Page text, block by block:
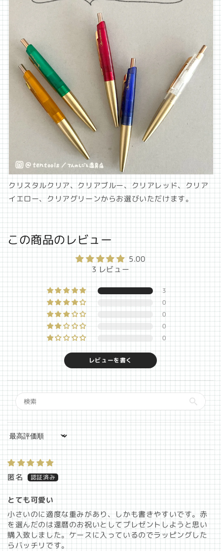
クリスタルクリア、クリアブルー、クリアレッド、クリア
イエロー、クリアグリーンからお選びいただけます。
この商品のレビュー
5.00
3 レビュー
3
0
0
0
0
レビューを書く
Sort by
匿名
とても可愛い
小さいのに適度な重みがあり、しかも書きやすいです。赤
を選んだのは還暦のお祝いとしてプレゼントしようと思い
購入致しました。ケースに入っているのでラッピングした
らバッチリです。